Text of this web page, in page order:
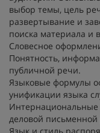
выбор темы, цель
развертывание и
поиска материала и
Словесное
Понятность,
публичной речи.
Языковые формулы
унификации языка
Интернациональные
деловой письменной